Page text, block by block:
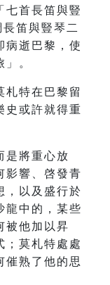
七首長笛與豎
笛與豎琴二
病逝巴黎，使
。
札特在巴黎留
史或許就得重
是將重心放
影響、啓發青
，以及盛行於
龍中的，某些
被他加以昇
；莫札特處處
催熟了他的思